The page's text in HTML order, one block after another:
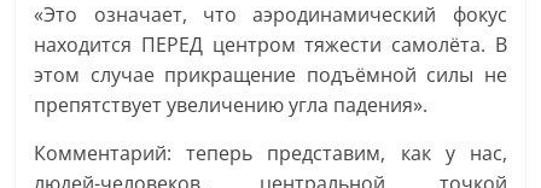
«Это означает, что аэродинамический фокус
находится ПЕРЕД центром тяжести самолёта. В
этом случае прикращение подъёмной силы не
препятствует увеличению угла падения».
Комментарий: теперь представим, как у нас,